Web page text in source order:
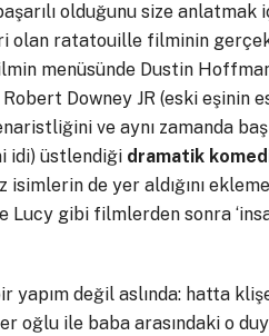
olduğunu size
olan ratatouille filminin
menüsünde Dustin
Downey JR (eski eşinin
ve aynı zamanda
idi) üstlendiği dramatik
isimlerin de yer aldığını
Lucy gibi filmlerden sonra
yapım değil aslında: hatta
oğlu ile baba arasındaki o